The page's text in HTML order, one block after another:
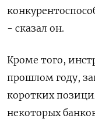
- сказал он.
Кроме того,
прошлом году,
коротких
некоторых